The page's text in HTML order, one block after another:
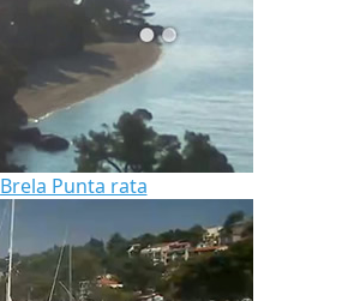
Brela Punta rata